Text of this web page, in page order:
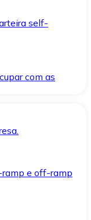
self-
com as
ramp e off-ramp